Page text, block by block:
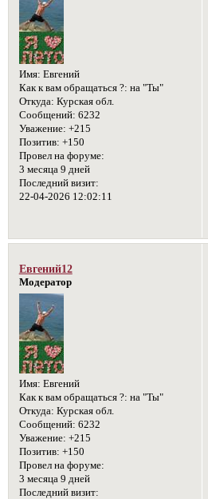
Имя: Евгений
Как к вам обращаться ?: на "Ты"
Откуда: Курская обл.
Сообщений: 6232
Уважение: +215
Позитив: +150
Провел на форуме:
3 месяца 9 дней
Последний визит:
22-04-2026 12:02:11
Евгений12
Модератор
Имя: Евгений
Как к вам обращаться ?: на "Ты"
Откуда: Курская обл.
Сообщений: 6232
Уважение: +215
Позитив: +150
Провел на форуме:
3 месяца 9 дней
Последний визит: